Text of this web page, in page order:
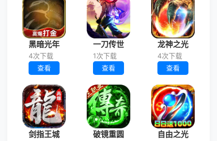
黑暗光年
4次下载
查看
一刀传世
1次下载
查看
龙神之光
4次下载
查看
剑指王城 破镜重圆 自由之光